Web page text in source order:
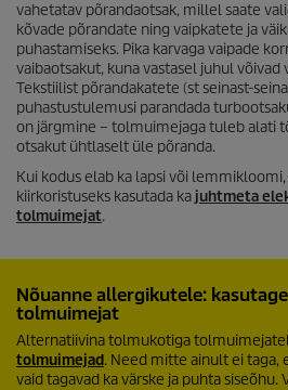
vahetatav põrandaotsak, millel saate
kõvade põrandate ning vaipkatete ja
puhastamiseks. Pika karvaga vaipade
vaibaotsakut, kuna vastasel juhul võivad
Tekstiilist põrandakatete (st seinast-
puhastustulemusi parandada
on järgmine – tolmuimejaga tuleb alati
otsakut ühtlaselt üle põranda.
Kui kodus elab ka lapsi või
kiirkoristuseks kasutada ka juhtmeta
tolmuimejat.
Nõuanne allergikutele:
tolmuimejat
Alternatiivina tolmukotiga
tolmuimejad. Need mitte ainult ei taga,
vaid tagavad ka värske ja puhta